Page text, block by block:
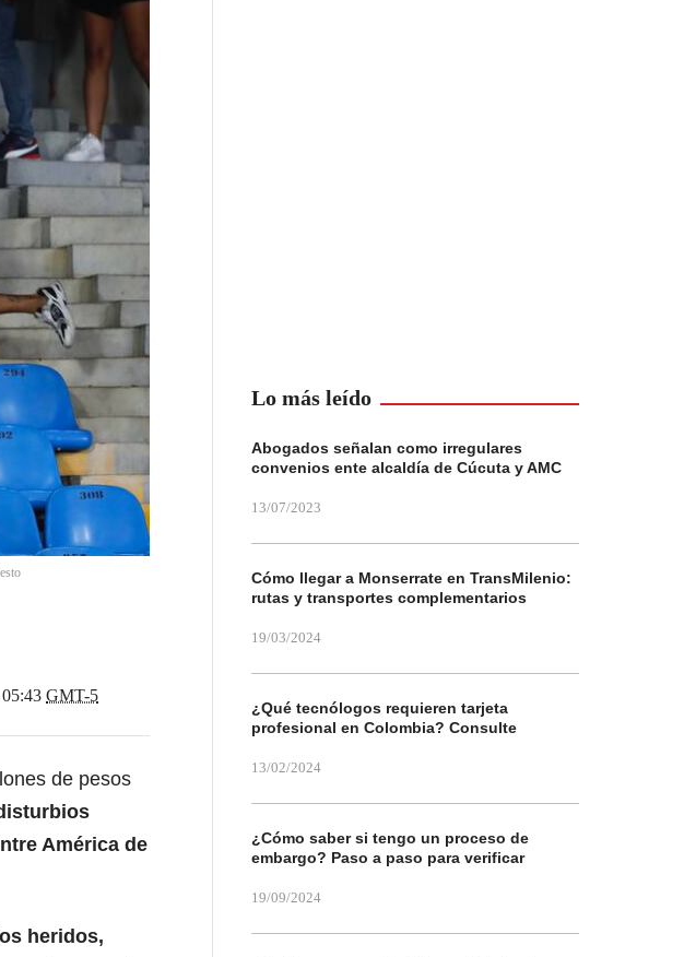
GMT-5
de pesos
América de
heridos,
Lo más leído
Abogados señalan como irregulares
convenios ente alcaldía de Cúcuta y AMC
13/07/2023
Cómo llegar a Monserrate en TransMilenio:
rutas y transportes complementarios
19/03/2024
¿Qué tecnólogos requieren tarjeta
profesional en Colombia? Consulte
13/02/2024
¿Cómo saber si tengo un proceso de
embargo? Paso a paso para verificar
19/09/2024